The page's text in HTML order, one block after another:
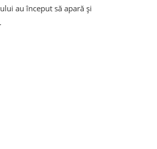
au început să apară și